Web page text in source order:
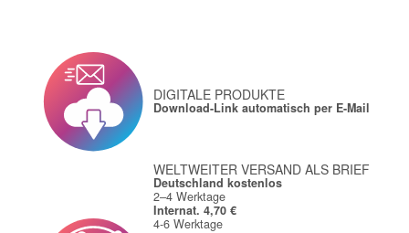
DIGITALE PRODUKTE
Download-Link automatisch per E-Mail
WELTWEITER VERSAND ALS BRIEF
Deutschland kostenlos
2–4 Werktage
Internat. 4,70 €
4-6 Werktage